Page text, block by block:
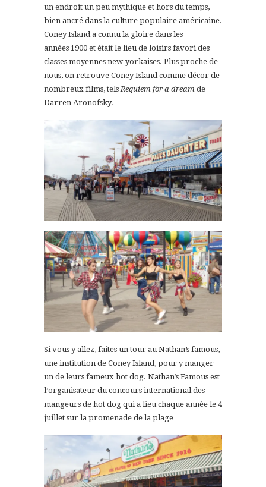
un endroit un peu mythique et hors du temps,
bien ancré dans la culture populaire américaine.
Coney Island a connu la gloire dans les
années 1900 et était le lieu de loisirs favori des
classes moyennes new-yorkaises. Plus proche de
nous, on retrouve Coney Island comme décor de
nombreux films, tels Requiem for a dream de
Darren Aronofsky.
Si vous y allez, faites un tour au Nathan’s famous,
une institution de Coney Island, pour y manger
un de leurs fameux hot dog. Nathan’s Famous est
l’organisateur du concours international des
mangeurs de hot dog qui a lieu chaque année le 4
juillet sur la promenade de la plage…